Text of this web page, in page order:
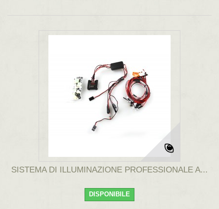
SISTEMA DI ILLUMINAZIONE PROFESSIONALE A...
DISPONIBILE